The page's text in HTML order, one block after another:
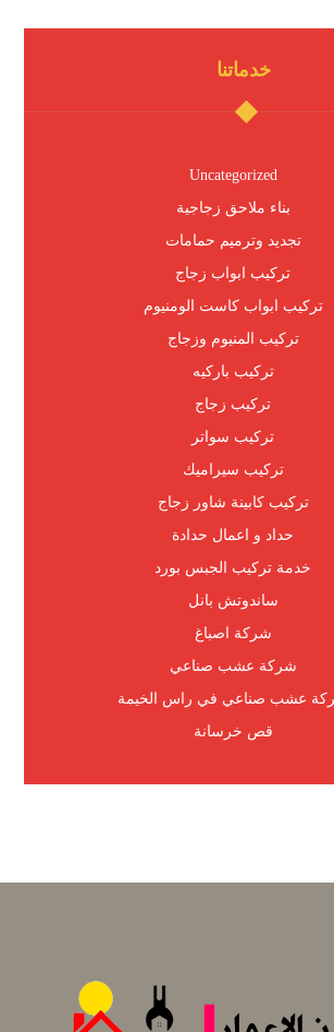
خدماتنا
Uncategorized
بناء ملاحق زجاجية
تجديد وترميم حمامات
تركيب ابواب زجاج
تركيب ابواب كاست الومنيوم
تركيب المنيوم وزجاج
تركيب باركيه
تركيب زجاج
تركيب سواتر
تركيب سيراميك
تركيب كابينة شاور زجاج
حداد و اعمال حدادة
خدمة تركيب الجبس بورد
ساندوتش بانل
شركة اصباغ
شركة عشب صناعي
عشب صناعي في راس الخيمة
قص خرسانة